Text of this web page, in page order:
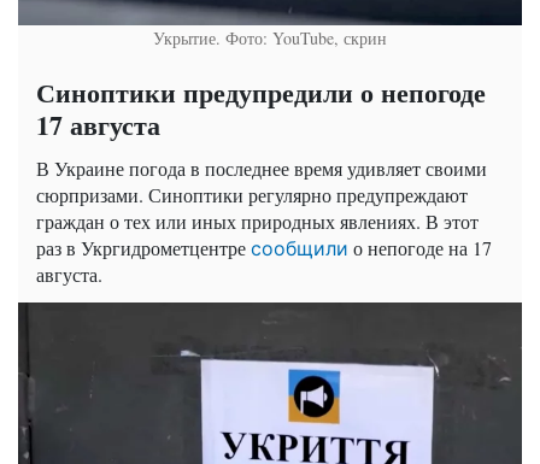
Укрытие. Фото: YouTube, скрин
Синоптики предупредили о непогоде
17 августа
В Украине погода в последнее время удивляет своими
сюрпризами. Синоптики регулярно предупреждают
граждан о тех или иных природных явлениях. В этот
раз в Укргидрометцентре сообщили о непогоде на 17
августа.